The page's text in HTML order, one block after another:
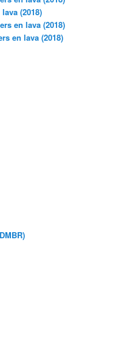
(2018)
en lava (2018)
en lava (2018)